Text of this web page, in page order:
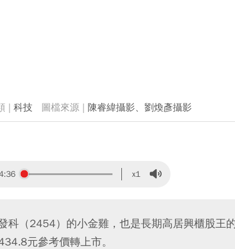
科技 陳睿緯攝影、劉煥彥攝影
x1
科（2454）的小金雞，也是長期高居興櫃股王
元參考價轉上市。